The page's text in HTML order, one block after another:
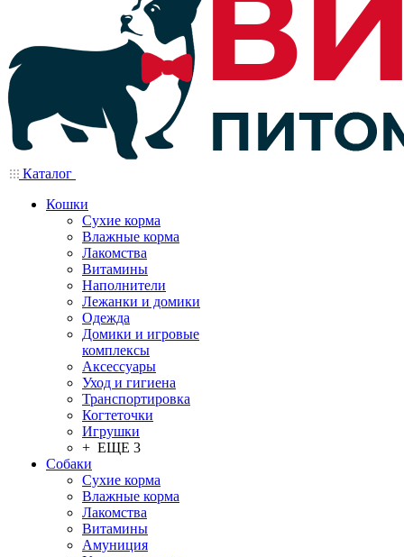
Каталог
Кошки
Сухие корма
Влажные корма
Лакомства
Витамины
Наполнители
Лежанки и домики
Одежда
Домики и игровые
комплексы
Аксессуары
Уход и гигиена
Транспортировка
Когтеточки
Игрушки
+ ЕЩЕ 3
Собаки
Сухие корма
Влажные корма
Лакомства
Витамины
Амуниция